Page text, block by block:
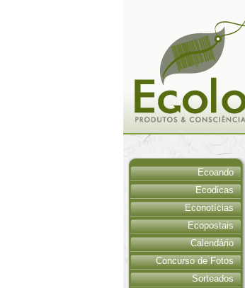
Ecoando
Ecodicas
Econotícias
Ecopostais
Calendário
Concurso de Fotos
Sorteados